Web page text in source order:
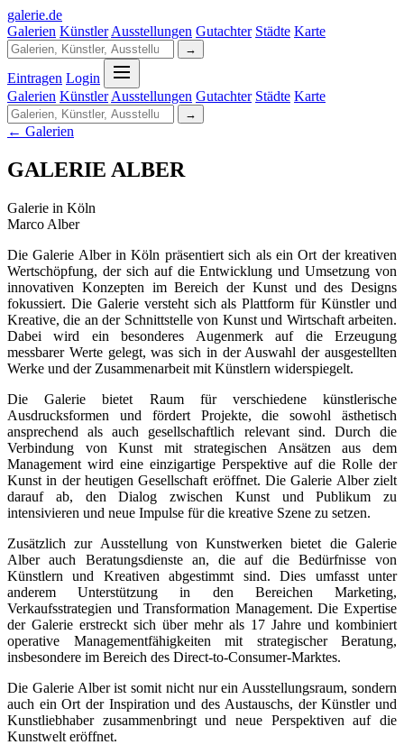
galerie.de
Galerien Künstler Ausstellungen Gutachter Städte Karte
→
Eintragen Login
Galerien Künstler Ausstellungen Gutachter Städte Karte
→
← Galerien
GALERIE ALBER
Galerie in Köln
Marco Alber
Die Galerie Alber in Köln präsentiert sich als ein Ort der kreativen
Wertschöpfung, der sich auf die Entwicklung und Umsetzung von
innovativen Konzepten im Bereich der Kunst und des Designs
fokussiert. Die Galerie versteht sich als Plattform für Künstler und
Kreative, die an der Schnittstelle von Kunst und Wirtschaft arbeiten.
Dabei wird ein besonderes Augenmerk auf die Erzeugung
messbarer Werte gelegt, was sich in der Auswahl der ausgestellten
Werke und der Zusammenarbeit mit Künstlern widerspiegelt.
Die Galerie bietet Raum für verschiedene künstlerische
Ausdrucksformen und fördert Projekte, die sowohl ästhetisch
ansprechend als auch gesellschaftlich relevant sind. Durch die
Verbindung von Kunst mit strategischen Ansätzen aus dem
Management wird eine einzigartige Perspektive auf die Rolle der
Kunst in der heutigen Gesellschaft eröffnet. Die Galerie Alber zielt
darauf ab, den Dialog zwischen Kunst und Publikum zu
intensivieren und neue Impulse für die kreative Szene zu setzen.
Zusätzlich zur Ausstellung von Kunstwerken bietet die Galerie
Alber auch Beratungsdienste an, die auf die Bedürfnisse von
Künstlern und Kreativen abgestimmt sind. Dies umfasst unter
anderem Unterstützung in den Bereichen Marketing,
Verkaufsstrategien und Transformation Management. Die Expertise
der Galerie erstreckt sich über mehr als 17 Jahre und kombiniert
operative Managementfähigkeiten mit strategischer Beratung,
insbesondere im Bereich des Direct-to-Consumer-Marktes.
Die Galerie Alber ist somit nicht nur ein Ausstellungsraum, sondern
auch ein Ort der Inspiration und des Austauschs, der Künstler und
Kunstliebhaber zusammenbringt und neue Perspektiven auf die
Kunstwelt eröffnet.